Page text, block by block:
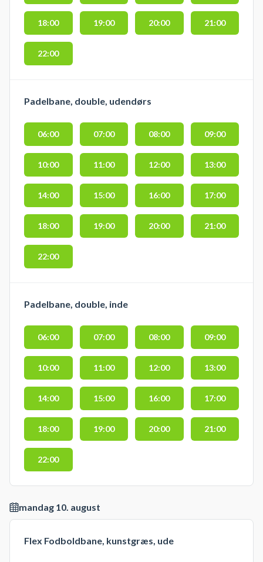
18:00 19:00 20:00 21:00
22:00
Padelbane, double, udendørs
06:00 07:00 08:00 09:00
10:00 11:00 12:00 13:00
14:00 15:00 16:00 17:00
18:00 19:00 20:00 21:00
22:00
Padelbane, double, inde
06:00 07:00 08:00 09:00
10:00 11:00 12:00 13:00
14:00 15:00 16:00 17:00
18:00 19:00 20:00 21:00
22:00
mandag 10. august
Flex Fodboldbane, kunstgræs, ude